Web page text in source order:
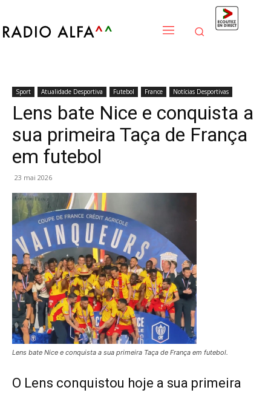
Sport Atualidade Desportiva Futebol France Notícias Desportivas
Lens bate Nice e conquista a
sua primeira Taça de França
em futebol
23 mai 2026
Lens bate Nice e conquista a sua primeira Taça de França em futebol.
O Lens conquistou hoje a sua primeira